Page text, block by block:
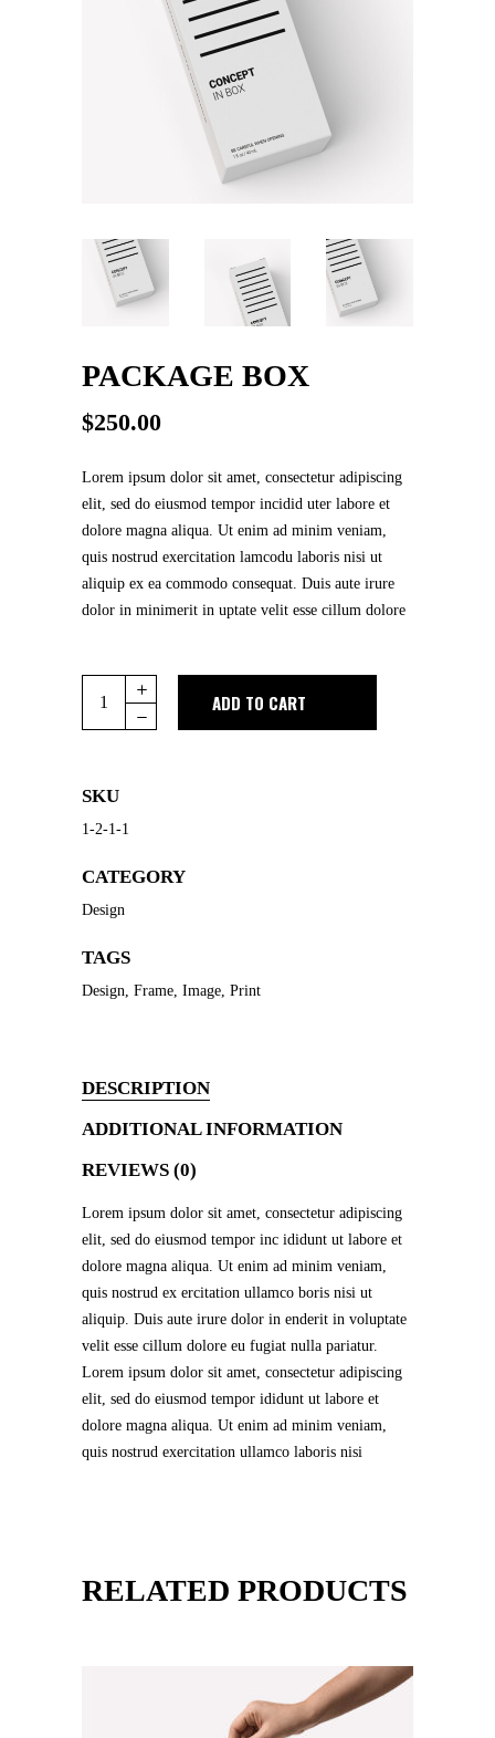
PACKAGE BOX
$250.00
Lorem ipsum dolor sit amet, consectetur adipiscing
elit, sed do eiusmod tempor incidid uter labore et
dolore magna aliqua. Ut enim ad minim veniam,
quis nostrud exercitation lamcodu laboris nisi ut
aliquip ex ea commodo consequat. Duis aute irure
dolor in minimerit in uptate velit esse cillum dolore
ADD TO CART
SKU
1-2-1-1
CATEGORY
Design
TAGS
Design Frame Image Print
DESCRIPTION
ADDITIONAL INFORMATION
REVIEWS (0)
Lorem ipsum dolor sit amet, consectetur adipiscing
elit, sed do eiusmod tempor inc ididunt ut labore et
dolore magna aliqua. Ut enim ad minim veniam,
quis nostrud ex ercitation ullamco boris nisi ut
aliquip. Duis aute irure dolor in enderit in voluptate
velit esse cillum dolore eu fugiat nulla pariatur.
Lorem ipsum dolor sit amet, consectetur adipiscing
elit, sed do eiusmod tempor ididunt ut labore et
dolore magna aliqua. Ut enim ad minim veniam,
quis nostrud exercitation ullamco laboris nisi
RELATED PRODUCTS